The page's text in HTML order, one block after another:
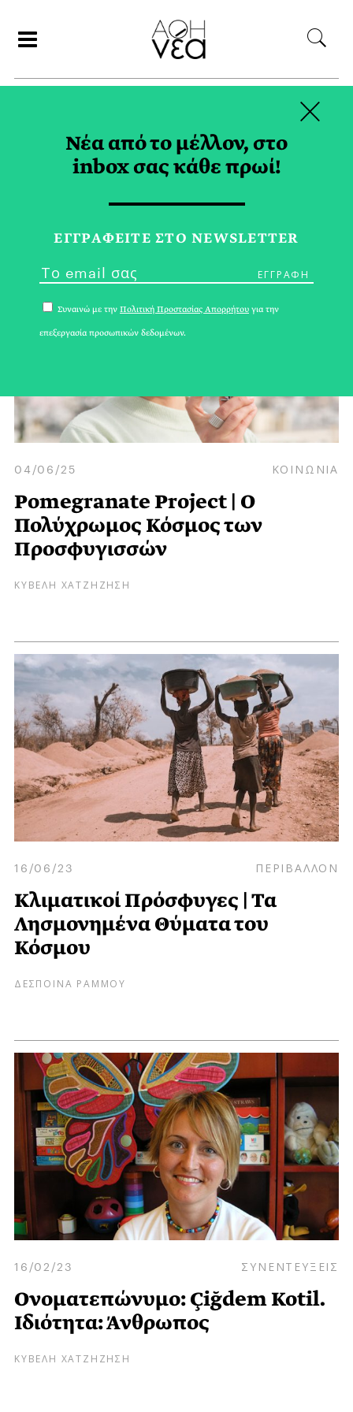
ΠΡΟΣΦΥΓΕΣ TAG
04/06/25 ΚΟΙΝΩΝΙΑ
Pomegranate Project | Ο
Πολύχρωμος Κόσμος των
Προσφυγισσών
ΚΥΒΕΛΗ ΧΑΤΖΗΖΗΣΗ
16/06/23 ΠΕΡΙΒΑΛΛΟΝ
Κλιματικοί Πρόσφυγες | Τα
Λησμονημένα Θύματα του
Κόσμου
ΔΕΣΠΟΙΝΑ ΡΑΜΜΟΥ
16/02/23 ΣΥΝΕΝΤΕΥΞΕΙΣ
Ονοματεπώνυμο: Çiğdem Kotil.
Ιδιότητα: Άνθρωπος
ΚΥΒΕΛΗ ΧΑΤΖΗΖΗΣΗ
Νέα από το μέλλον, στο
inbox σας κάθε πρωί!
ΕΓΓPΑΦΕΙΤΕ ΣΤΟ NEWSLETTER
Συναινώ με την Πολιτική Προστασίας Απορρήτου για την
επεξεργασία προσωπικών δεδομένων.
×